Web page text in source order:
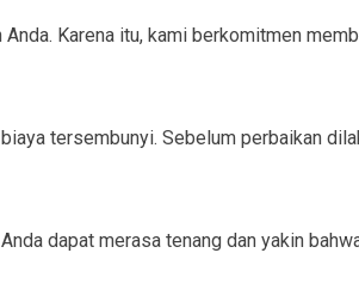
Karena itu, kami berkomitmen
tersembunyi. Sebelum perbaikan
dapat merasa tenang dan yakin